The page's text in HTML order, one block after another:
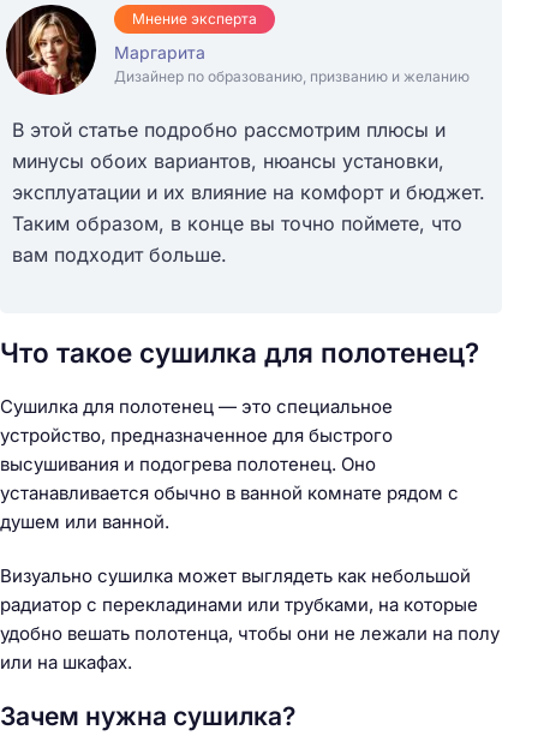
Мнение эксперта
Маргарита
Дизайнер по образованию, призванию и желанию
В этой статье подробно рассмотрим плюсы и
минусы обоих вариантов, нюансы установки,
эксплуатации и их влияние на комфорт и бюджет.
Таким образом, в конце вы точно поймете, что
вам подходит больше.
Что такое сушилка для полотенец?
Сушилка для полотенец — это специальное
устройство, предназначенное для быстрого
высушивания и подогрева полотенец. Оно
устанавливается обычно в ванной комнате рядом с
душем или ванной.
Визуально сушилка может выглядеть как небольшой
радиатор с перекладинами или трубками, на которые
удобно вешать полотенца, чтобы они не лежали на полу
или на шкафах.
Зачем нужна сушилка?